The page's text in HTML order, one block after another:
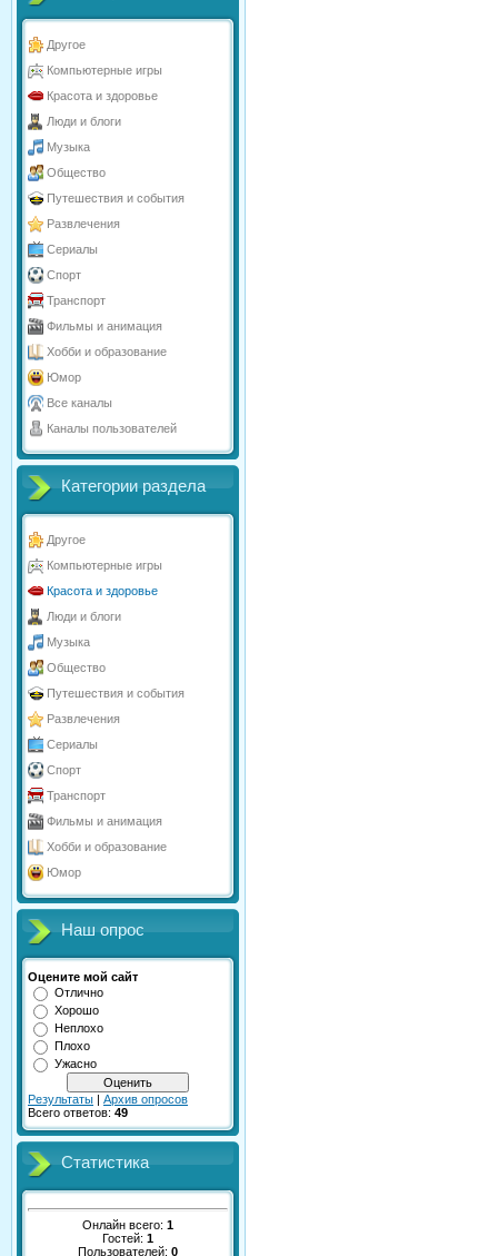
Другое
Компьютерные игры
Красота и здоровье
Люди и блоги
Музыка
Общество
Путешествия и события
Развлечения
Сериалы
Спорт
Транспорт
Фильмы и анимация
Хобби и образование
Юмор
Все каналы
Каналы пользователей
Категории раздела
Другое
Компьютерные игры
Красота и здоровье
Люди и блоги
Музыка
Общество
Путешествия и события
Развлечения
Сериалы
Спорт
Транспорт
Фильмы и анимация
Хобби и образование
Юмор
Наш опрос
Оцените мой сайт
Отлично
Хорошо
Неплохо
Плохо
Ужасно
Результаты | Архив опросов
Всего ответов: 49
Статистика
Онлайн всего: 1
Гостей: 1
Пользователей: 0